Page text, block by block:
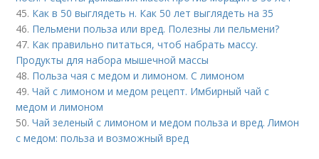
45. Как в 50 выглядеть н. Как 50 лет выглядеть на 35
46. Пельмени польза или вред. Полезны ли пельмени?
47. Как правильно питаться, чтоб набрать массу.
Продукты для набора мышечной массы
48. Польза чая с медом и лимоном. С лимоном
49.Чай с лимоном и медом рецепт. Имбирный чай с
медом и лимоном
50.Чай зеленый с лимоном и медом польза и вред. Лимон
с медом: польза и возможный вред